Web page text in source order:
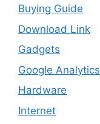
Buying Guide
Download Link
Gadgets
Google Analytics
Hardware
Internet